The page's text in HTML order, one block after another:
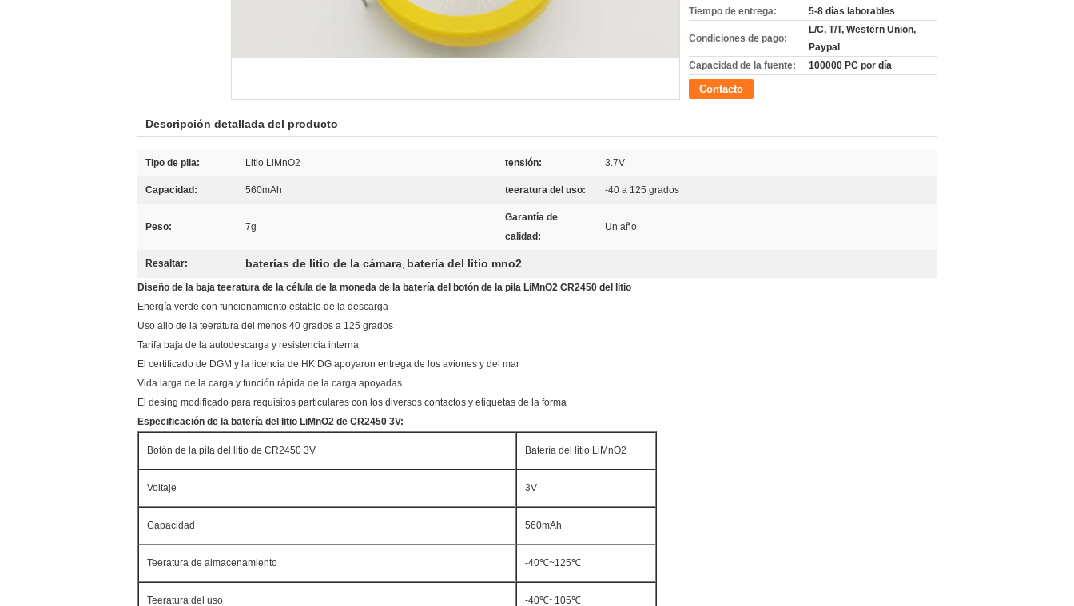
Tiempo de entrega:
5-8 días laborables
Condiciones de pago:
L/C, T/T, Western Union,
Paypal
Capacidad de la fuente:
100000 PC por día
Contacto
Descripción detallada del producto
Tipo de pila: Litio LiMnO2 tensión: 3.7V
Capacidad: 560mAh teeratura del uso: -40 a 125 grados
Peso: 7g
Garantía de
calidad:
Un año
Resaltar: baterías de litio de la cámara, batería del litio mno2
Diseño de la baja teeratura de la célula de la moneda de la batería del botón de la pila LiMnO2 CR2450 del litio
Energía verde con funcionamiento estable de la descarga
Uso alio de la teeratura del menos 40 grados a 125 grados
Tarifa baja de la autodescarga y resistencia interna
El certificado de DGM y la licencia de HK DG apoyaron entrega de los aviones y del mar
Vida larga de la carga y función rápida de la carga apoyadas
El desing modificado para requisitos particulares con los diversos contactos y etiquetas de la forma
Especificación de la batería del litio LiMnO2 de CR2450 3V:
Botón de la pila del litio de CR2450 3V Batería del litio LiMnO2
Voltaje 3V
Capacidad 560mAh
Teeratura de almacenamiento -40℃~125℃
Teeratura del uso -40℃~105℃